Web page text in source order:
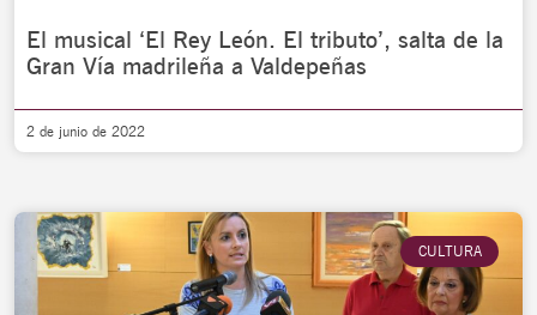
El musical ‘El Rey León. El tributo’, salta de la
Gran Vía madrileña a Valdepeñas
2 de junio de 2022
CULTURA